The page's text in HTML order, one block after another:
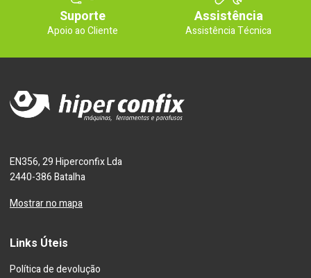
Suporte
Apoio ao Cliente
Assistência
Assistência Técnica
EN356, 29 Hiperconfix Lda
2440-386 Batalha
Mostrar no mapa
Links Úteis
Política de devolução